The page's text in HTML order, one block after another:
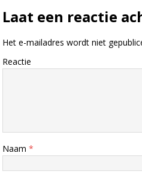
Laat een reactie
Het e-mailadres wordt niet
Reactie
Naam *